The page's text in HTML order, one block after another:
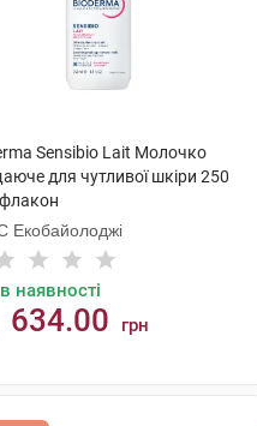
Sensibio Lait Молочко
для чутливої шкіри 250
Екобайолоджі
наявності
634.00 грн